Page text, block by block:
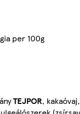
per 100g
TEJPOR,